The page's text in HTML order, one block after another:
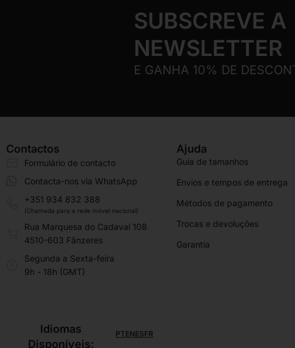
SUBSCREVE A
NEWSLETTER
E GANHA 10% DE
Contactos
Formulário de contacto
Contacta-nos via WhatsApp
+351 934 832 388
(Chamada para a rede móvel nacional)
Rua Marquesa do Cadaval 108
4510-603 Fânzeres
Segunda a Sexta-feira
9h - 18h (GMT)
Ajuda
Guia de tamanhos
Envios e tempos de entrega
Métodos de pagamento
Trocas e devoluções
Garantia
Idiomas
Disponíveis:
PTENESFR